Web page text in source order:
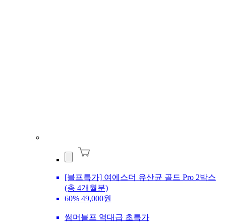
[블프특가] 여에스더 유산균 골드 Pro 2박스
(총 4개월분)
60% 49,000원
썸머블프 역대급 초특가